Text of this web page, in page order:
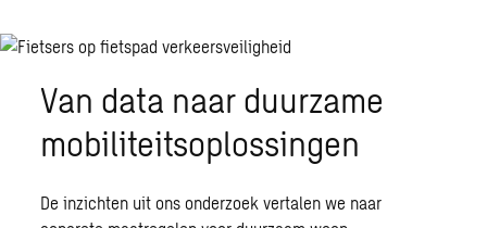
Van data naar duurzame
mobiliteitsoplossingen
De inzichten uit ons onderzoek vertalen we naar